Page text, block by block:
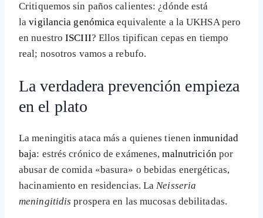
Critiquemos sin paños calientes: ¿dónde está
lavigilancia genómica equivalente a la UKHSA pero
en nuestroISCIII? Ellos tipifican cepas en tiempo
real; nosotros vamos a rebufo.​
La verdadera prevención empieza
en el plato
La meningitis ataca más a quienes tieneninmunidad
baja: estrés crónico de exámenes,malnutriciónpor
abusar de comida «basura» o bebidas energéticas,
hacinamiento en residencias. LaNeisseria
meningitidis prospera en las mucosas debilitadas.